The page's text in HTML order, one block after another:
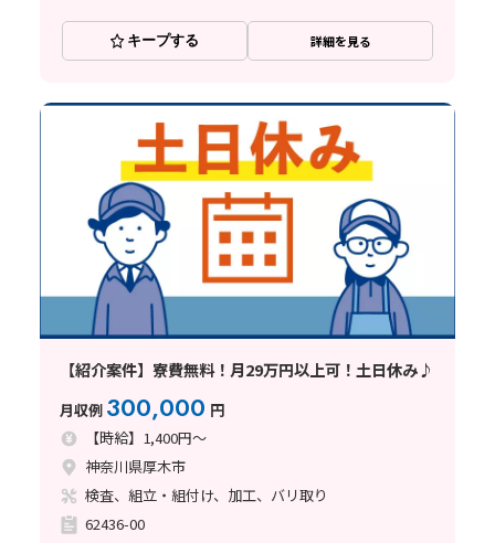
キープする 詳細を見る
【紹介案件】寮費無料！月29万円以上可！土日休み♪
月収例 300,000 円
【時給】1,400円～
神奈川県厚木市
検査、組立・組付け、加工、バリ取り
62436-00